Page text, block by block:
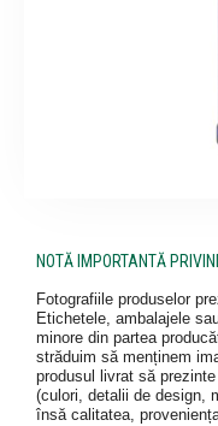
NOTĂ IMPORTANTĂ
Fotografiile produselor
Etichetele, ambalajele
minore din partea
străduim să menținem
produsul livrat să
(culori, detalii de design,
însă calitatea,